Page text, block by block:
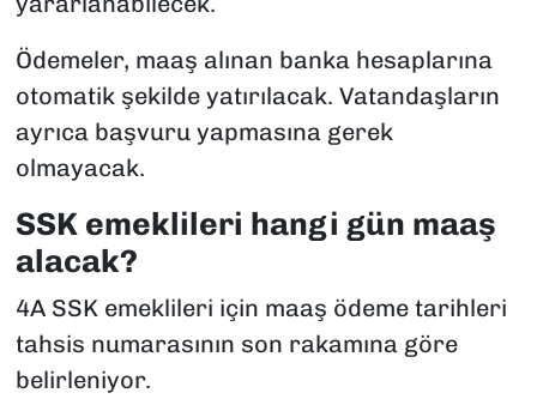
Ödemeler, maaş alınan banka hesaplarına
otomatik şekilde yatırılacak. Vatandaşların
ayrıca başvuru yapmasına gerek
olmayacak.
SSK emeklileri hangi gün maaş
alacak?
4A SSK emeklileri için maaş ödeme tarihleri
tahsis numarasının son rakamına göre
belirleniyor.